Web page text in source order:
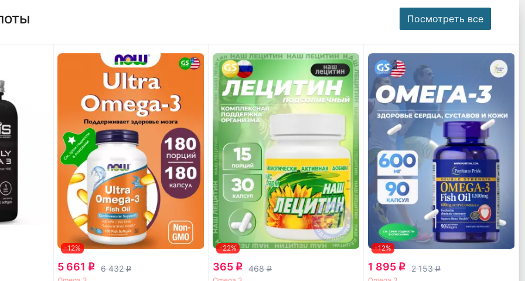
Посмотреть все
-12%
5 661 q 6 432q
-22%
365 q 468q
-12%
1 895 q 2 153q